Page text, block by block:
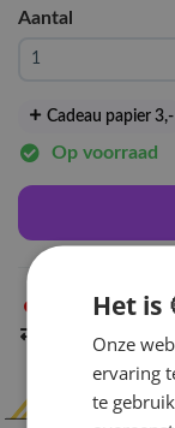
Aantal
Cadeau papier 3,-
Op voorraad
Niet op
Indien op
Het is
Onze
ervaring
te